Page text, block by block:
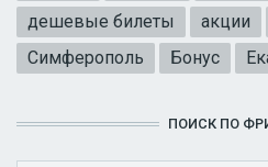
дешевые билеты
акции
Симферополь
Бонус
ПОИСК ПО